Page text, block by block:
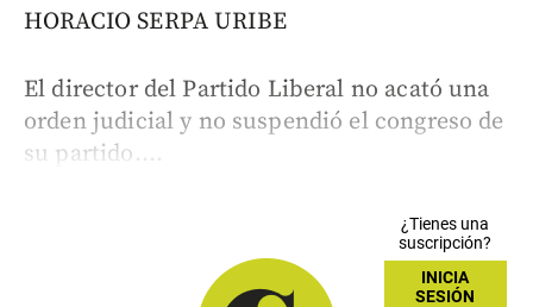
HORACIO SERPA URIBE
El director del Partido Liberal no acató una
orden judicial y no suspendió el congreso de
su partido....
¿Tienes una
suscripción?
INICIA
SESIÓN